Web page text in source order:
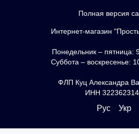
Полная версия
Интернет-магазин
Понедельник – пятница:
Суббота – воскресенье:
ФЛП Куц Александра
ИНН
Рус Укр